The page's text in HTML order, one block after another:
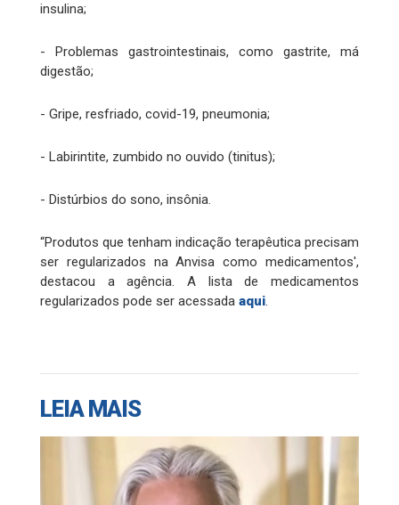
insulina;
- Problemas gastrointestinais, como gastrite, má
digestão;
- Gripe, resfriado, covid-19, pneumonia;
- Labirintite, zumbido no ouvido (tinitus);
- Distúrbios do sono, insônia.
“Produtos que tenham indicação terapêutica precisam
ser regularizados na Anvisa como medicamentos',
destacou a agência. A lista de medicamentos
regularizados pode ser acessada aqui.
LEIA MAIS